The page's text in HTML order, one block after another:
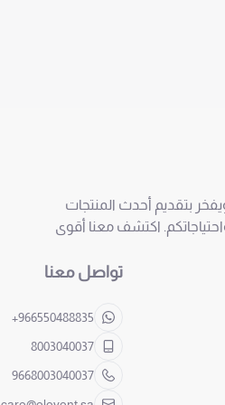
بتقديم أحدث المنتجات
اكتشف معنا أقوى
تواصل معنا
+966550488835
8003040037
9668003040037